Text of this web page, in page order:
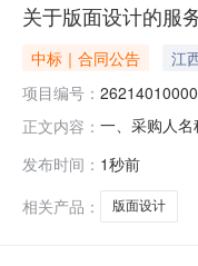
关于版面设计的服
中标｜合同公告 江
项目编号：
正文内容： 一、采购人
本概况：七
发布时间： 1秒前
相关产品：
版面设计